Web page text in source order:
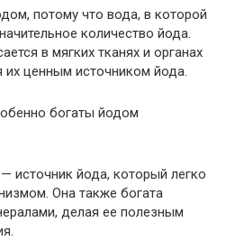
потому что вода, в которой
количество йода.
в мягких тканях и органах
ценным источником йода.
богаты йодом
источник йода, который легко
Она также богата
делая ее полезным